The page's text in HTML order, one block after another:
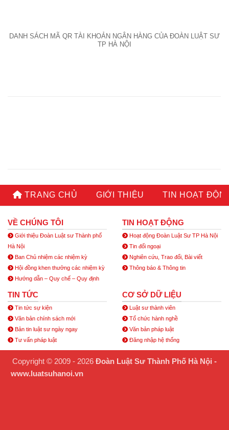
DANH SÁCH MÃ QR TÀI KHOẢN NGÂN HÀNG CỦA ĐOÀN LUẬT SƯ
TP HÀ NỘI
TRANG CHỦ GIỚI THIỆU TIN HOẠT
VỀ CHÚNG TÔI
Giới thiệu Đoàn Luật sư Thành phố
Hà Nội
Ban Chủ nhiệm các nhiệm kỳ
Hội đồng khen thưởng các nhiệm kỳ
Hướng dẫn – Quy chế – Quy định
TIN HOẠT ĐỘNG
Hoạt động Đoàn Luật Sư TP Hà Nội
Tin đối ngoại
Nghiên cứu, Trao đổi, Bài viết
Thông báo & Thông tin
TIN TỨC
Tin tức sự kiện
Văn bản chính sách mới
Bản tin luật sư ngày ngay
Tư vấn pháp luật
CƠ SỞ DỮ LIỆU
Luật sư thành viên
Tổ chức hành nghề
Văn bản pháp luật
Đăng nhập hệ thống
Copyright © 2009 - 2026 Đoàn Luật Sư Thành Phố Hà Nội -
www.luatsuhanoi.vn